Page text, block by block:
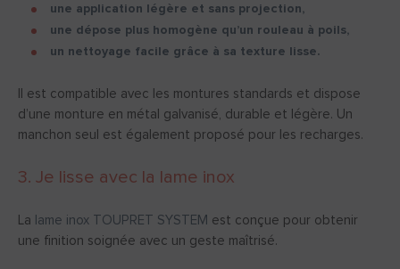
une application légère et sans projection,
une dépose plus homogène qu’un rouleau à poils,
un nettoyage facile grâce à sa texture lisse.
Il est compatible avec les montures standards et dispose
d’une monture en métal galvanisé, durable et légère. Un
manchon seul est également proposé pour les recharges.
3. Je lisse avec la lame inox
La lame inox TOUPRET SYSTEM est conçue pour obtenir
une finition soignée avec un geste maîtrisé.